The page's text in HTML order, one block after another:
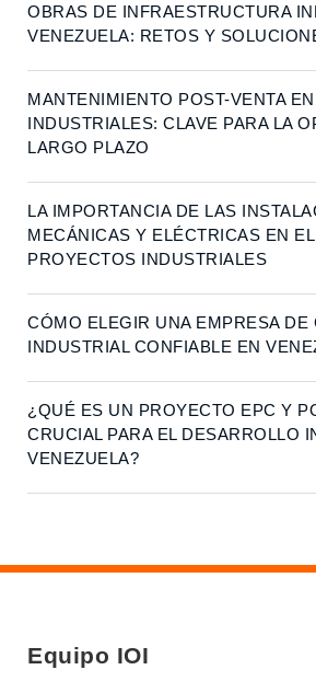
OBRAS DE INFRAESTRUCTURA
VENEZUELA: RETOS Y
MANTENIMIENTO POST-VENTA
INDUSTRIALES: CLAVE PARA LA
LARGO PLAZO
LA IMPORTANCIA DE LAS
MECÁNICAS Y ELÉCTRICAS EN
PROYECTOS INDUSTRIALES
CÓMO ELEGIR UNA EMPRESA DE
INDUSTRIAL CONFIABLE EN
¿QUÉ ES UN PROYECTO EPC Y
CRUCIAL PARA EL DESARROLLO
VENEZUELA?
Equipo IOI